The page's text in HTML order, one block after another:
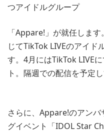
つアイドルグループ
「Appare!」が就任しま
じてTikTok LIVEのアイド
す。4月にはTikTok LIVE
ト。隔週での配信を予定
さらに、Appare!のアン
グイベント「IDOL Star